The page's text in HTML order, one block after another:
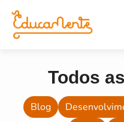
Todos as
Blog